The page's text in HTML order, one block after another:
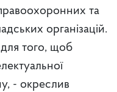
та
організацій.
того, щоб
- окреслив